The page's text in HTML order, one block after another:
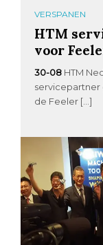
VERSPANEN
HTM
voor
30-08 HTM
servicepartner
de Feeler […]